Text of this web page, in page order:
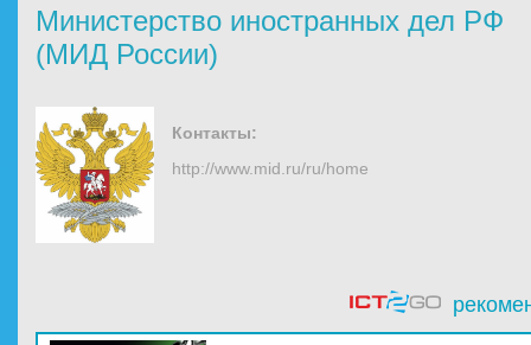
Министерство иностранных дел РФ
(МИД России)
Контакты:
http://www.mid.ru/ru/home